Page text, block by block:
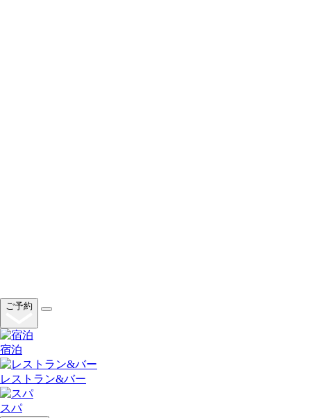
ご予約
宿泊
レストラン&バー
スパ